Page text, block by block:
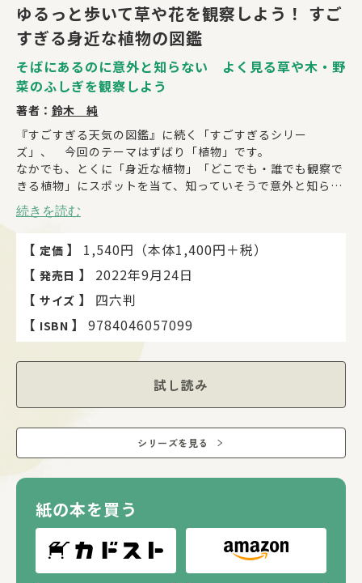
ゆるっと歩いて草や花を観察しよう！ すご
すぎる身近な植物の図鑑
そばにあるのに意外と知らない よく見る草や木・野
菜のふしぎを観察しよう
著者： 鈴木 純
『すごすぎる天気の図鑑』に続く「すごすぎるシリー
ズ」、 今回のテーマはずばり「植物」です。
なかでも、とくに「身近な植物」「どこでも・誰でも観察で
きる植物」にスポットを当て、知っていそうで意外と知らな
い植物のトリビアや豆知識を紹介。
また、単なる知識だけではなく、その植物の「見つけ方（探
し方）」と「観察方法（見方、楽しみ方）」が詳しくわかる
という、今までにない観察図鑑です。
いろいろな角度から撮影した豊富な写真と、イラストや図な
どで、身近な植物についてしっかりかつ楽しく学べる内容と
なっています。
葉っぱ、花、種、鳥、昆虫といったかわいいキャラたちと一
緒に、身近な植物の世界へGO！
続きを読む
【 定価 】
1,540円（本体1,400円＋税）
【 発売日 】
2022年9月24日
【 サイズ 】
四六判
【 ISBN 】 9784046057099
試し読み
シリーズを見る
紙の本を買う